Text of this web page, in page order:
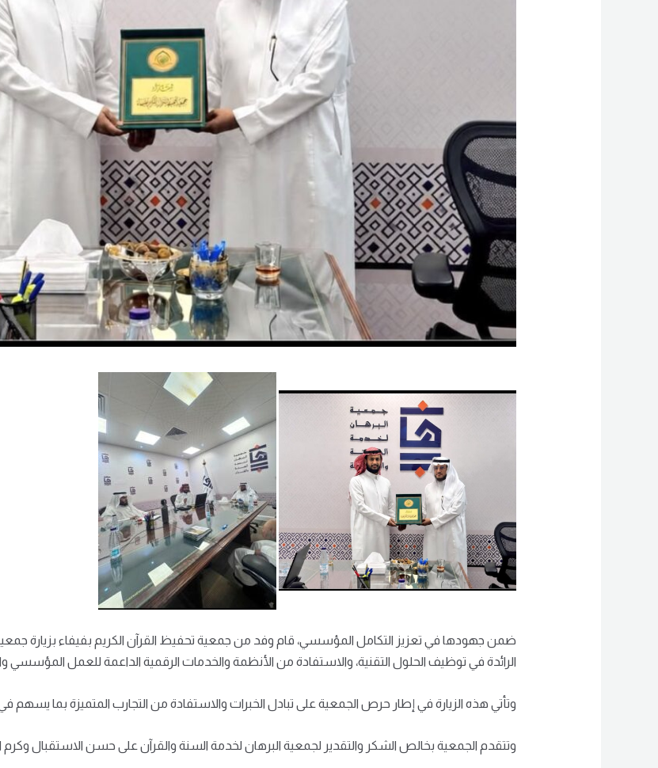
ضمن جهودها في تعزيز التكامل المؤسسي، قام وفد من جمعية تحفيظ القرآن الكريم بفيفاء بزيارة جمعية
الرائدة في توظيف الحلول التقنية، والاستفادة من الأنظمة والخدمات الرقمية الداعمة للعمل المؤسسي
‏وتأتي هذه الزيارة في إطار حرص الجمعية على تبادل الخبرات والاستفادة من التجارب المتميزة بما يسهم في
‏وتتقدم الجمعية بخالص الشكر والتقدير لجمعية البرهان لخدمة السنة والقرآن على حسن الاستقبال وكرم